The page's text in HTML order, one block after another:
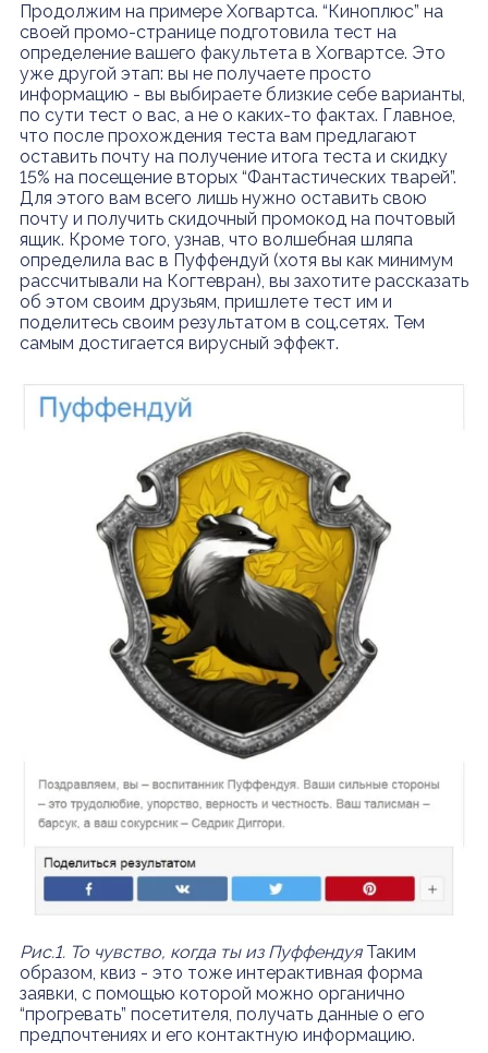
Продолжим на примере Хогвартса. “Киноплюс” на
своей промо-странице подготовила тест на
определение вашего факультета в Хогвартсе. Это
уже другой этап: вы не получаете просто
информацию - вы выбираете близкие себе варианты,
по сути тест о вас, а не о каких-то фактах. Главное,
что после прохождения теста вам предлагают
оставить почту на получение итога теста и скидку
15% на посещение вторых “Фантастических тварей”.
Для этого вам всего лишь нужно оставить свою
почту и получить скидочный промокод на почтовый
ящик. Кроме того, узнав, что волшебная шляпа
определила вас в Пуффендуй (хотя вы как минимум
рассчитывали на Когтевран), вы захотите рассказать
об этом своим друзьям, пришлете тест им и
поделитесь своим результатом в соц.сетях. Тем
самым достигается вирусный эффект.
Рис.1. То чувство, когда ты из Пуффендуя Таким
образом, квиз - это тоже интерактивная форма
заявки, с помощью которой можно органично
“прогревать” посетителя, получать данные о его
предпочтениях и его контактную информацию.